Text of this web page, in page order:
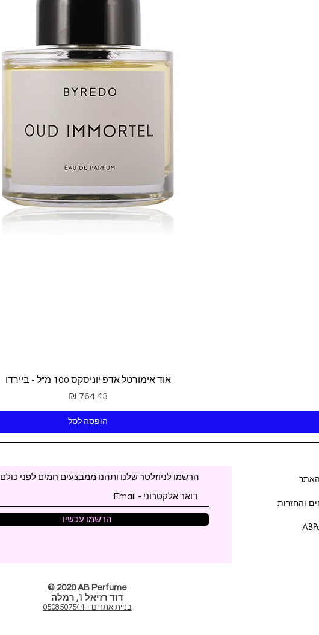
תצוגה מהירה
אוד אימורטל אדפ יוניסקס 100 מ"ל - ביירדו
מחיר
הופסה לסל
הרשמו לניוזלטר שלנו ותהנו ממבצעים חמים לפני כולם
הרשמו עכשיו
האתר
והחזרות
© 2020 AB Perfume
דוד רזיאל 1, רמלה
בניית אתרים - 0508507544